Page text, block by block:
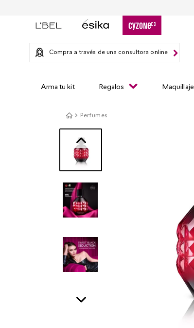
Compra a través de una consultora online
Arma tu kit Regalos Maquillaje
Perfumes